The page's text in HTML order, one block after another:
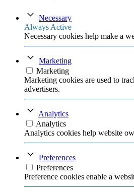
Necessary
Always Active
Necessary cookies help make a
Marketing
Marketing
Marketing cookies are used to
advertisers.
Analytics
Analytics
Analytics cookies help website
Preferences
Preferences
Preference cookies enable a